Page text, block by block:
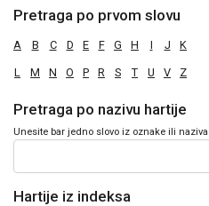
Pretraga po prvom slovu
A B C D E F G H I J K
L M N O P R S T U V Z
Pretraga po nazivu hartije
Unesite bar jedno slovo iz oznake ili naziva
Hartije iz indeksa